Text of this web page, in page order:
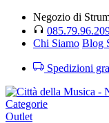
Negozio di
Chi Siamo Blog
Spedizioni
Categorie
Outlet